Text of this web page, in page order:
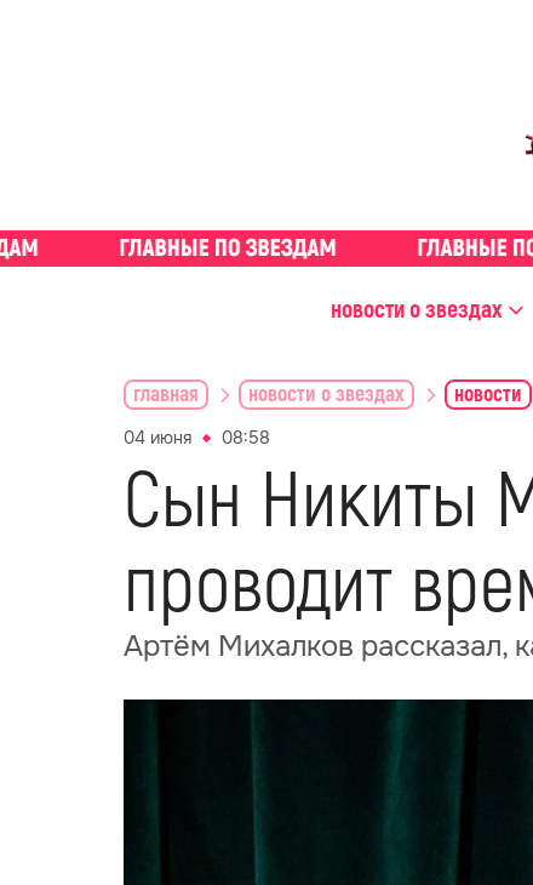
новости о звездах
главная новости о звездах новости
04 июня 08:58
Сын Никиты
проводит
Артём Михалков рассказал,